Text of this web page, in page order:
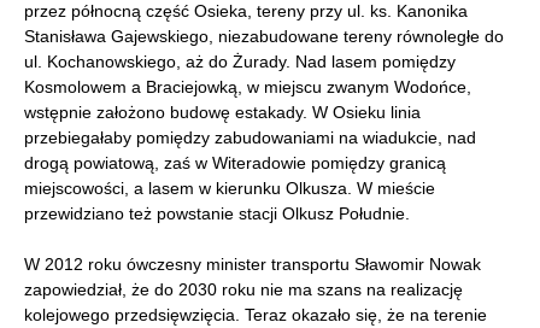
przez północną część Osieka, tereny przy ul. ks. Kanonika
Stanisława Gajewskiego, niezabudowane tereny równoległe do
ul. Kochanowskiego, aż do Żurady. Nad lasem pomiędzy
Kosmolowem a Braciejowką, w miejscu zwanym Wodońce,
wstępnie założono budowę estakady. W Osieku linia
przebiegałaby pomiędzy zabudowaniami na wiadukcie, nad
drogą powiatową, zaś w Witeradowie pomiędzy granicą
miejscowości, a lasem w kierunku Olkusza. W mieście
przewidziano też powstanie stacji Olkusz Południe.
W 2012 roku ówczesny minister transportu Sławomir Nowak
zapowiedział, że do 2030 roku nie ma szans na realizację
kolejowego przedsięwzięcia. Teraz okazało się, że na terenie